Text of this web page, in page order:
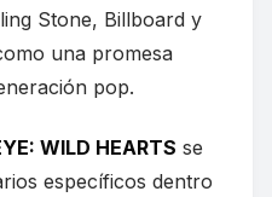
Stone, Billboard y
una promesa
pop.
WILD HEARTS se
específicos dentro